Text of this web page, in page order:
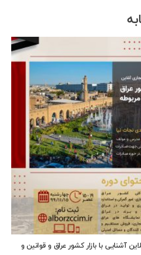
آشنایی با بازار کشور عراق و قوانین و